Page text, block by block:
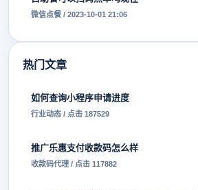
微信点餐 / 2023-10-01 21:06
热门文章
如何查询小程序申请进度
行业动态 / 点击 187529
推广乐惠支付收款码怎么样
收款码代理 / 点击 117882